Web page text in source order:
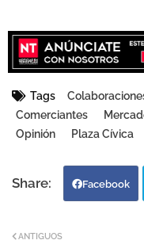
Tags
Comerciantes
Opinión
Plaza Cívica
Facebook
ANTIGUOS